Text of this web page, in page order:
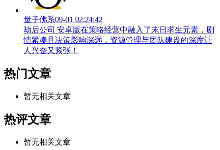
量子佛系09-01 02:24:42
劫后公司 安卓版在策略经营中融入了末日求生元素，剧
情紧凑且决策影响深远，资源管理与团队建设的深度让
人兴奋又紧张！
热门文章
暂无相关文章
热评文章
暂无相关文章